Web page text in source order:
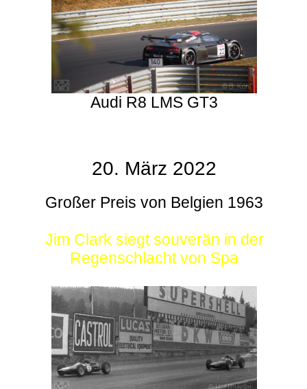
Audi R8 LMS GT3
20. März 2022
Großer Preis von Belgien 1963
Jim Clark siegt souverän in der
Regenschlacht von Spa